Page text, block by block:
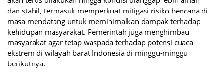
dan stabil, termasuk memperkuat mitigasi risiko bencana di
masa mendatang untuk meminimalkan dampak terhadap
kehidupan masyarakat. Pemerintah juga menghimbau
masyarakat agar tetap waspada terhadap potensi cuaca
ekstrem di wilayah barat Indonesia di minggu-minggu
berikutnya.